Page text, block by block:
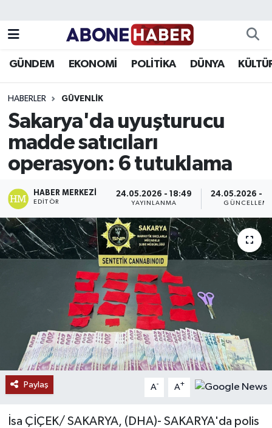
GÜNDEM EKONOMİ POLİTİKA DÜNYA
HABERLER GÜVENLIK
Sakarya'da uyuşturucu
madde satıcıları
operasyon: 6 tutuklama
HABER MERKEZI
EDITÖR
24.05.2026 - 18:49
YAYINLANMA
24.05.2026 -
Paylaş A- A+
İsa ÇİÇEK/ SAKARYA, (DHA)- SAKARYA'da polis
Asayiş
Bilim ve Teknoloji
Çevre
Dünya
Eğitim
Ekonomi
Gündem
Haberde İnsan
Kültür Sanat
Süper Lig Puan Durumu ve Fikstür
Tüm Manşetler
Son Dakika Haberleri
Haber Arşivi